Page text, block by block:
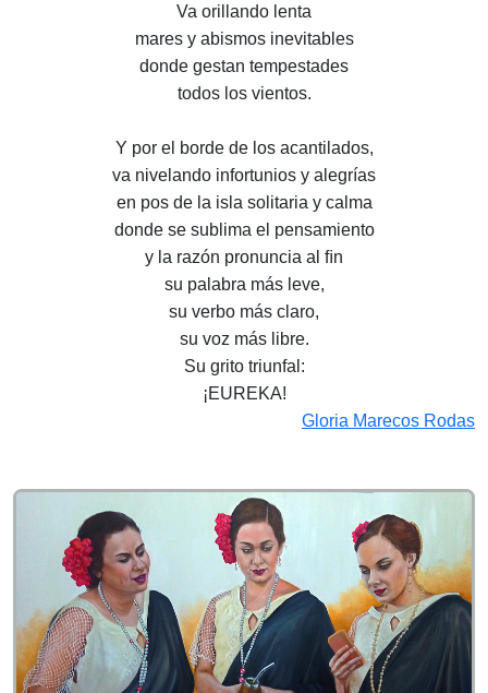
Va orillando lenta
mares y abismos inevitables
donde gestan tempestades
todos los vientos.
Y por el borde de los acantilados,
va nivelando infortunios y alegrías
en pos de la isla solitaria y calma
donde se sublima el pensamiento
y la razón pronuncia al ﬁn
su palabra más leve,
su verbo más claro,
su voz más libre.
Su grito triunfal:
¡EUREKA!
Gloria Marecos Rodas